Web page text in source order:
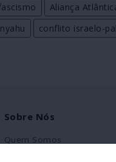
Aliança
conflito israelo-
Sobre Nós
Quem Somos